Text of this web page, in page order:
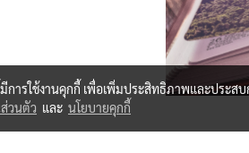
การใช้งานคุกกี้ เพื่อเพิ่มประสิทธิภาพและประส
วนตัว และ นโยบายคุกกี้